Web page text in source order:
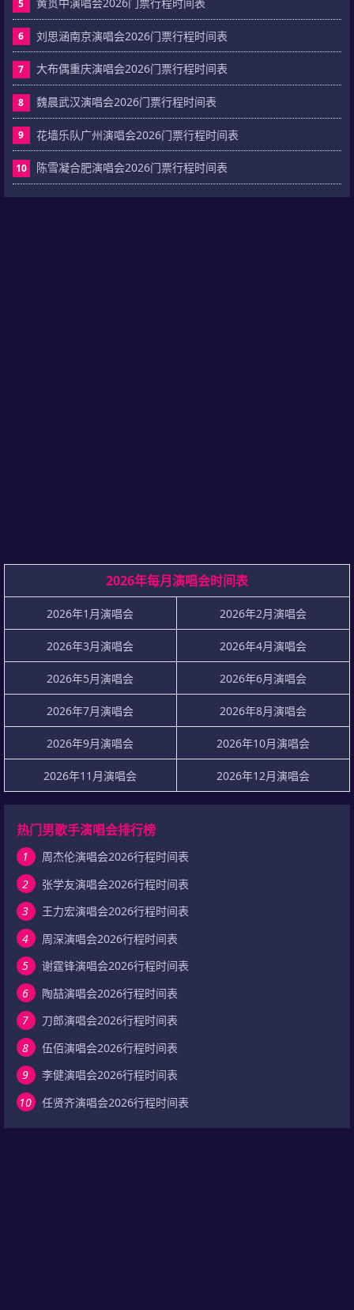
5
6 刘思涵南京演唱会2026门票行程时间表
7 大布偶重庆演唱会2026门票行程时间表
8 魏晨武汉演唱会2026门票行程时间表
9 花墙乐队广州演唱会2026门票行程时间表
10 陈雪凝合肥演唱会2026门票行程时间表
2026年每月演唱会时间表
2026年1月演唱会 2026年2月演唱会
2026年3月演唱会 2026年4月演唱会
2026年5月演唱会 2026年6月演唱会
2026年7月演唱会 2026年8月演唱会
2026年9月演唱会 2026年10月演唱会
2026年11月演唱会 2026年12月演唱会
热门男歌手演唱会排行榜
1
周杰伦演唱会2026行程时间表
2
张学友演唱会2026行程时间表
3
王力宏演唱会2026行程时间表
4
周深演唱会2026行程时间表
5
谢霆锋演唱会2026行程时间表
6
陶喆演唱会2026行程时间表
7
刀郎演唱会2026行程时间表
8
伍佰演唱会2026行程时间表
9
李健演唱会2026行程时间表
10
任贤齐演唱会2026行程时间表